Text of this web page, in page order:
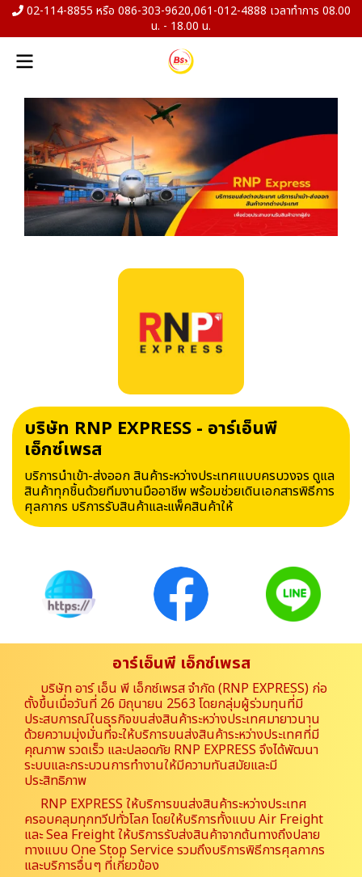
02-114-8855 หรือ 086-303-9620,061-012-4888 เวลาทำการ 08.00
น. - 18.00 น.
บริษัท RNP EXPRESS - อาร์เอ็นพี
เอ็กซ์เพรส
บริการนำเข้า-ส่งออก สินค้าระหว่างประเทศแบบครบวงจร ดูแล
สินค้าทุกชิ้นด้วยทีมงานมืออาชีพ พร้อมช่วยเดินเอกสารพิธีการ
ศุลกากร บริการรับสินค้าและแพ็คสินค้าให้
อาร์เอ็นพี เอ็กซ์เพรส
บริษัท อาร์ เอ็น พี เอ็กซ์เพรส จำกัด (RNP EXPRESS) ก่อ
ตั้งขึ้นเมื่อวันที่ 26 มิถุนายน 2563 โดยกลุ่มผู้ร่วมทุนที่มี
ประสบการณ์ในธุรกิจขนส่งสินค้าระหว่างประเทศมายาวนาน
ด้วยความมุ่งมั่นที่จะให้บริการขนส่งสินค้าระหว่างประเทศที่มี
คุณภาพ รวดเร็ว และปลอดภัย RNP EXPRESS จึงได้พัฒนา
ระบบและกระบวนการทำงานให้มีความทันสมัยและมี
ประสิทธิภาพ
RNP EXPRESS ให้บริการขนส่งสินค้าระหว่างประเทศ
ครอบคลุมทุกทวีปทั่วโลก โดยให้บริการทั้งแบบ Air Freight
และ Sea Freight ให้บริการรับส่งสินค้าจากต้นทางถึงปลาย
ทางแบบ One Stop Service รวมถึงบริการพิธีการศุลกากร
และบริการอื่นๆ ที่เกี่ยวข้อง